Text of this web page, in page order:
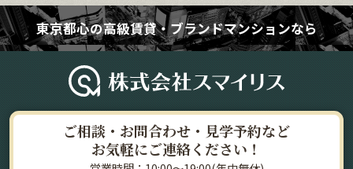
東京都心の高級賃貸・ブランドマンションなら
ご相談・お問合わせ・見学予約など
お気軽にご連絡ください！